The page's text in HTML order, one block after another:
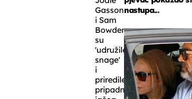
Gasson
i Sam
Bowden
su
'udružile
snage'
i
priredile
pripadnicima
nastupa...